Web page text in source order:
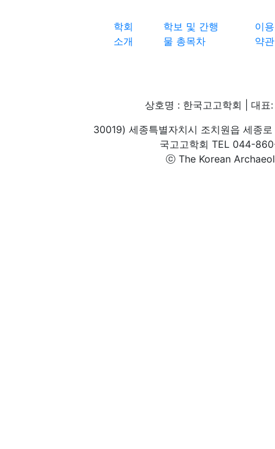
학회
소개
학보 및 간행
물 총목차
이용
약관
상호명 : 한국고고학회 | 대
30019) 세종특별자치시 조치원읍 세종
국고고학회 TEL 044-
ⓒ The Korean